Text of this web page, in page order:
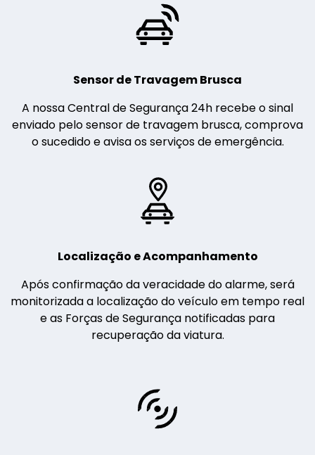
Sensor de Travagem Brusca
A nossa Central de Segurança 24h recebe o sinal
enviado pelo sensor de travagem brusca, comprova
o sucedido e avisa os serviços de emergência.
Localização e Acompanhamento
Após confirmação da veracidade do alarme, será
monitorizada a localização do veículo em tempo real
e as Forças de Segurança notificadas para
recuperação da viatura.